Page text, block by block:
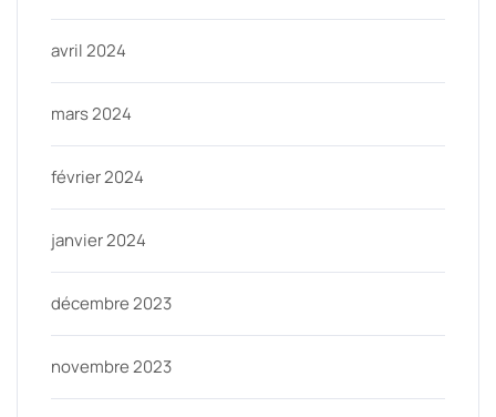
avril 2024
mars 2024
février 2024
janvier 2024
décembre 2023
novembre 2023